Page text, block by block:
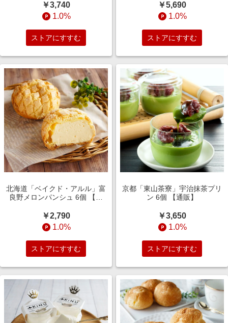
￥3,740
1.0%
ストアにすすむ
￥5,690
1.0%
ストアにすすむ
北海道「ベイクド・アルル」富
良野メロンパンシュ 6個 【通
￥2,790
1.0%
ストアにすすむ
京都「東山茶寮」宇治抹茶プリ
ン 6個 【通販】
￥3,650
1.0%
ストアにすすむ